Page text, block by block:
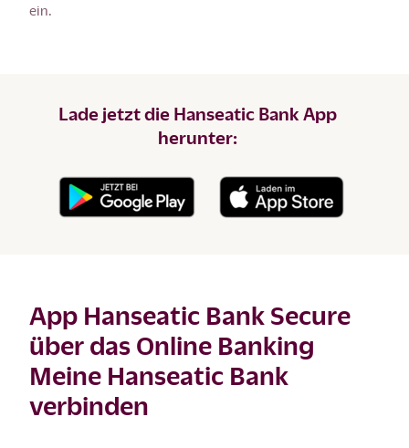
ein.
Lade jetzt die Hanseatic Bank App
herunter:
App Hanseatic Bank Secure
über das Online Banking
Meine Hanseatic Bank
verbinden